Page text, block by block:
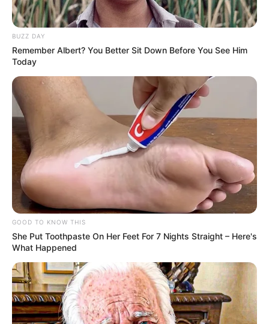
Tags Guajrat Gujarat News Latest News આપઘાત
BUZZ DAY
Remember Albert? You Better Sit Down Before You See Him
Today
GOOD TO KNOW THIS
She Put Toothpaste On Her Feet For 7 Nights Straight – Here's
What Happened